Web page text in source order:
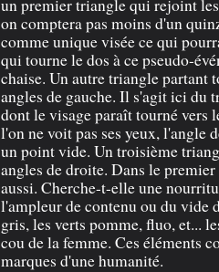
on comptera pas moins d'un
comme unique visée ce qui
qui tourne le dos à ce pseudo-
chaise. Un autre triangle partant
angles de gauche. Il s'agit ici du
dont le visage paraît tourné vers
l'on ne voit pas ses yeux, l'angle
un point vide. Un troisième
angles de droite. Dans le
aussi. Cherche-t-elle une
l'ampleur de contenu ou du vide
gris, les verts pomme, fluo, et...
cou de la femme. Ces éléments
marques d'une humanité.